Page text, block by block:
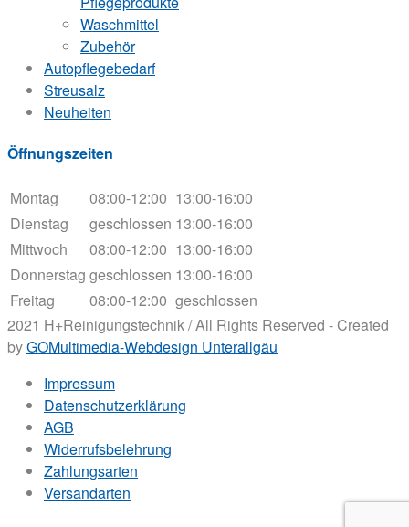
Waschmittel
Zubehör
Autopflegebedarf
Streusalz
Neuheiten
Öffnungszeiten
Montag 08:00-12:00 13:00-16:00
Dienstag
geschlossen 13:00-16:00
Mittwoch
08:00-12:00 13:00-16:00
Donnerstag geschlossen 13:00-16:00
Freitag
08:00-12:00 geschlossen
2021 H+Reinigungstechnik / All Rights Reserved - Created
byGOMultimedia-Webdesign Unterallgäu
Impressum
Datenschutzerklärung
AGB
Widerrufsbelehrung
Zahlungsarten
Versandarten